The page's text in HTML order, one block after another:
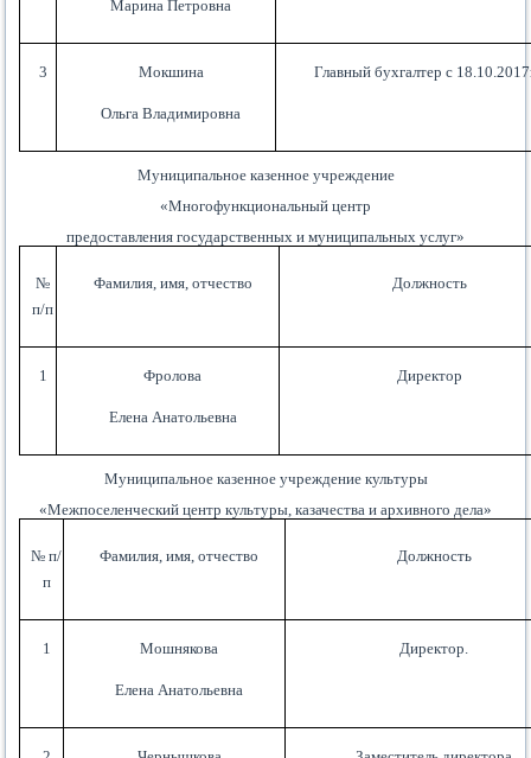
Марина Петровна
3 Мокшина
Ольга Владимировна
Главный бухгалтер с
Муниципальное казенное учреждение
«Многофункциональный центр
предоставления государственных и муниципальных услуг»
№
п/п
Фамилия, имя, отчество Должность
1 Фролова
Елена Анатольевна
Директор
Муниципальное казенное учреждениекультуры
«Межпоселенческий центр культуры, казачества и архивного дела»
№ п/
п
Фамилия, имя, отчество Должность
1 Мошнякова
Елена Анатольевна
Директор.